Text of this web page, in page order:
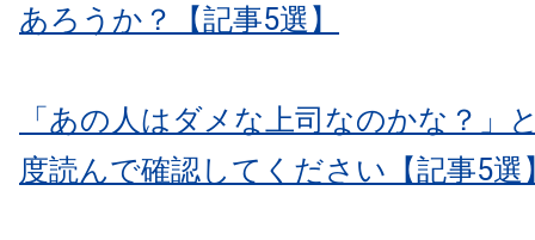
あろうか？【記事5選】
「あの人はダメな上司なのかな？」
度読んで確認してください 【記事5選